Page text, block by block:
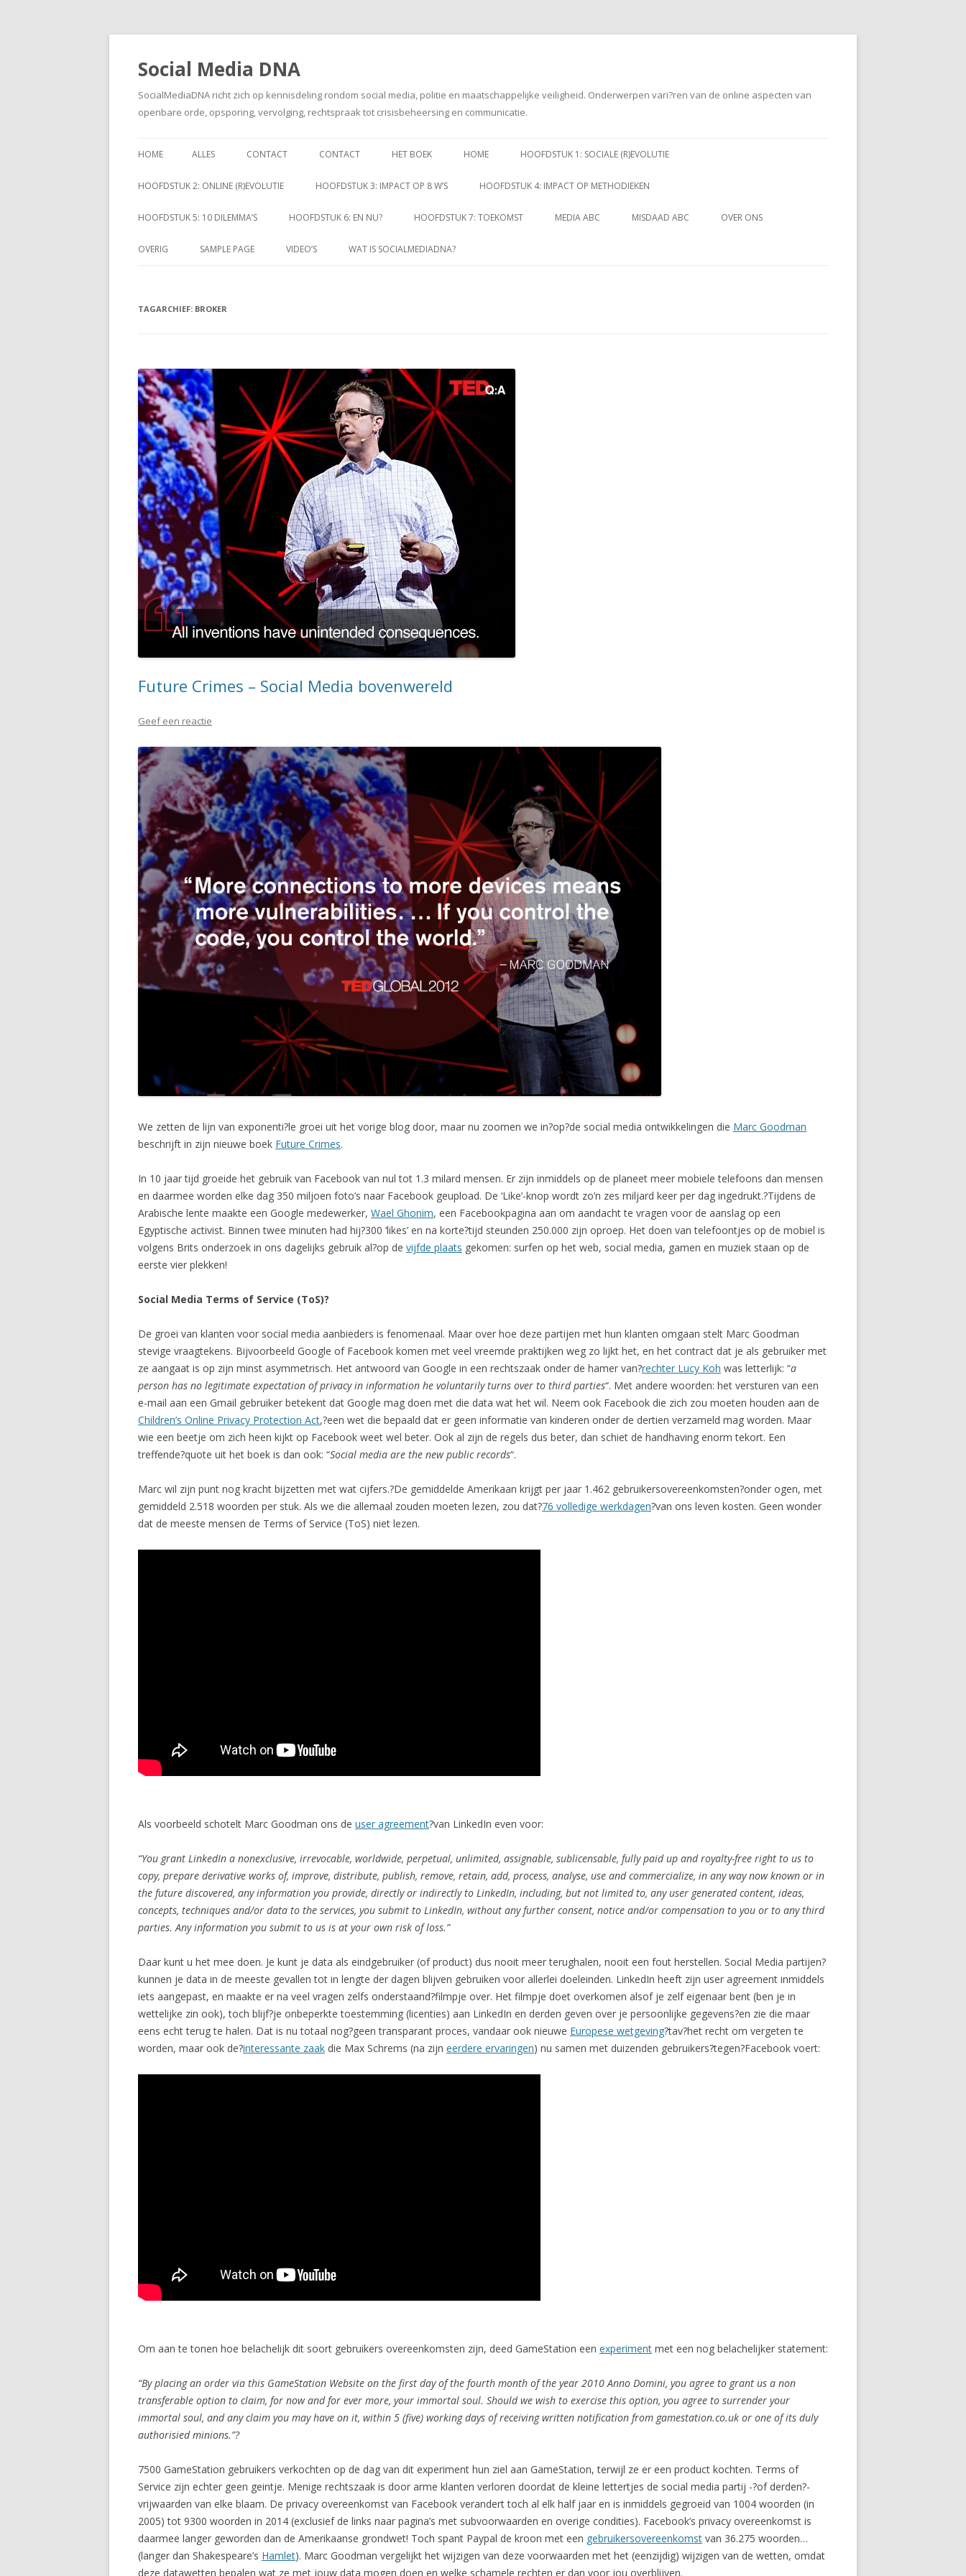
Social Media DNA
SocialMediaDNA richt zich op kennisdeling rondom social media, politie en maatschappelijke veiligheid. Onderwerpen vari?ren van de online aspecten van
openbare orde, opsporing, vervolging, rechtspraak tot crisisbeheersing en communicatie.
naar
HOME ALLES CONTACT CONTACT HET BOEK HOME HOOFDSTUK 1: SOCIALE (R)EVOLUTIE
HOOFDSTUK 2: ONLINE (R)EVOLUTIE HOOFDSTUK 3: IMPACT OP 8 W’S HOOFDSTUK 4: IMPACT OP METHODIEKEN
HOOFDSTUK 5: 10 DILEMMA’S HOOFDSTUK 6: EN NU? HOOFDSTUK 7: TOEKOMST MEDIA ABC MISDAAD ABC OVER ONS
OVERIG SAMPLE PAGE VIDEO’S WAT IS SOCIALMEDIADNA?
TAGARCHIEF: BROKER
Future Crimes – Social Media bovenwereld
Geef een reactie
We zetten de lijn van exponenti?le groei uit het vorige blog door, maar nu zoomen we in?op?de social media ontwikkelingen die Marc Goodman
beschrijft in zijn nieuwe boek Future Crimes.
In 10 jaar tijd groeide het gebruik van Facebook van nul tot 1.3 milard mensen. Er zijn inmiddels op de planeet meer mobiele telefoons dan mensen
en daarmee worden elke dag 350 miljoen foto’s naar Facebook geupload. De ‘Like’-knop wordt zo’n zes miljard keer per dag ingedrukt.?Tijdens de
Arabische lente maakte een Google medewerker, Wael Ghonim, een Facebookpagina aan om aandacht te vragen voor de aanslag op een
Egyptische activist. Binnen twee minuten had hij?300 ‘likes’ en na korte?tijd steunden 250.000 zijn oproep. Het doen van telefoontjes op de mobiel is
volgens Brits onderzoek in ons dagelijks gebruik al?op de vijfde plaats gekomen: surfen op het web, social media, gamen en muziek staan op de
eerste vier plekken!
Social Media Terms of Service (ToS)?
De groei van klanten voor social media aanbieders is fenomenaal. Maar over hoe deze partijen met hun klanten omgaan stelt Marc Goodman
stevige vraagtekens. Bijvoorbeeld Google of Facebook komen met veel vreemde praktijken weg zo lijkt het, en het contract dat je als gebruiker met
ze aangaat is op zijn minst asymmetrisch. Het antwoord van Google in een rechtszaak onder de hamer van?rechter Lucy Koh was letterlijk: “a
person has no legitimate expectation of privacy in information he voluntarily turns over to third parties“. Met andere woorden: het versturen van een
e-mail aan een Gmail gebruiker betekent dat Google mag doen met die data wat het wil. Neem ook Facebook die zich zou moeten houden aan de
Children’s Online Privacy Protection Act,?een wet die bepaald dat er geen informatie van kinderen onder de dertien verzameld mag worden. Maar
wie een beetje om zich heen kijkt op Facebook weet wel beter. Ook al zijn de regels dus beter, dan schiet de handhaving enorm tekort. Een
treffende?quote uit het boek is dan ook: “Social media are the new public records“.
Marc wil zijn punt nog kracht bijzetten met wat cijfers.?De gemiddelde Amerikaan krijgt per jaar 1.462 gebruikersovereenkomsten?onder ogen, met
gemiddeld 2.518 woorden per stuk. Als we die allemaal zouden moeten lezen, zou dat?76 volledige werkdagen?van ons leven kosten. Geen wonder
dat de meeste mensen de Terms of Service (ToS) niet lezen.
Als voorbeeld schotelt Marc Goodman ons de user agreement?van LinkedIn even voor:
“You grant LinkedIn a nonexclusive, irrevocable, worldwide, perpetual, unlimited, assignable, sublicensable, fully paid up and royalty-free right to us to
copy, prepare derivative works of, improve, distribute, publish, remove, retain, add, process, analyse, use and commercialize, in any way now known or in
the future discovered, any information you provide, directly or indirectly to LinkedIn, including, but not limited to, any user generated content, ideas,
concepts, techniques and/or data to the services, you submit to LinkedIn, without any further consent, notice and/or compensation to you or to any third
parties. Any information you submit to us is at your own risk of loss.”
Daar kunt u het mee doen. Je kunt je data als eindgebruiker (of product) dus nooit meer terughalen, nooit een fout herstellen. Social Media partijen?
kunnen je data in de meeste gevallen tot in lengte der dagen blijven gebruiken voor allerlei doeleinden. LinkedIn heeft zijn user agreement inmiddels
iets aangepast, en maakte er na veel vragen zelfs onderstaand?filmpje over. Het filmpje doet overkomen alsof je zelf eigenaar bent (ben je in
wettelijke zin ook), toch blijf?je onbeperkte toestemming (licenties) aan LinkedIn en derden geven over je persoonlijke gegevens?en zie die maar
eens echt terug te halen. Dat is nu totaal nog?geen transparant proces, vandaar ook nieuwe Europese wetgeving?tav?het recht om vergeten te
worden, maar ook de?interessante zaak die Max Schrems (na zijn eerdere ervaringen) nu samen met duizenden gebruikers?tegen?Facebook voert:
Om aan te tonen hoe belachelijk dit soort gebruikers overeenkomsten zijn, deed GameStation een experiment met een nog belachelijker statement:
“By placing an order via this GameStation Website on the first day of the fourth month of the year 2010 Anno Domini, you agree to grant us a non
transferable option to claim, for now and for ever more, your immortal soul. Should we wish to exercise this option, you agree to surrender your
immortal soul, and any claim you may have on it, within 5 (five) working days of receiving written notification from gamestation.co.uk or one of its duly
authorisied minions.”?
7500 GameStation gebruikers verkochten op de dag van dit experiment hun ziel aan GameStation, terwijl ze er een product kochten. Terms of
Service zijn echter geen geintje. Menige rechtszaak is door arme klanten verloren doordat de kleine lettertjes de social media partij -?of derden?-
vrijwaarden van elke blaam. De privacy overeenkomst van Facebook verandert toch al elk half jaar en is inmiddels gegroeid van 1004 woorden (in
2005) tot 9300 woorden in 2014 (exclusief de links naar pagina’s met subvoorwaarden en overige condities). Facebook’s privacy overeenkomst is
daarmee langer geworden dan de Amerikaanse grondwet! Toch spant Paypal de kroon met een gebruikersovereenkomst van 36.275 woorden…
(langer dan Shakespeare’s Hamlet). Marc Goodman vergelijkt het wijzigen van deze voorwaarden met het (eenzijdig) wijzigen van de wetten, omdat
deze datawetten bepalen wat ze met jouw data mogen doen en welke schamele rechten er dan voor jou overblijven.